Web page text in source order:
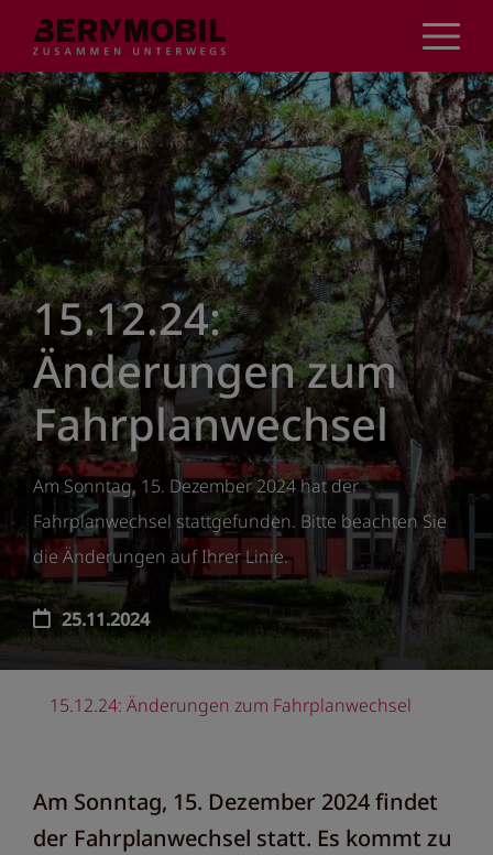
Inhalt
15.12.24:
Änderungen zum
Fahrplanwechsel
Am Sonntag, 15. Dezember 2024 hat der
Fahrplanwechsel stattgefunden. Bitte beachten Sie
die Änderungen auf Ihrer Linie.
25.11.2024
15.12.24: Änderungen zum Fahrplanwechsel
Am Sonntag, 15. Dezember 2024 findet
der Fahrplanwechsel statt. Es kommt zu